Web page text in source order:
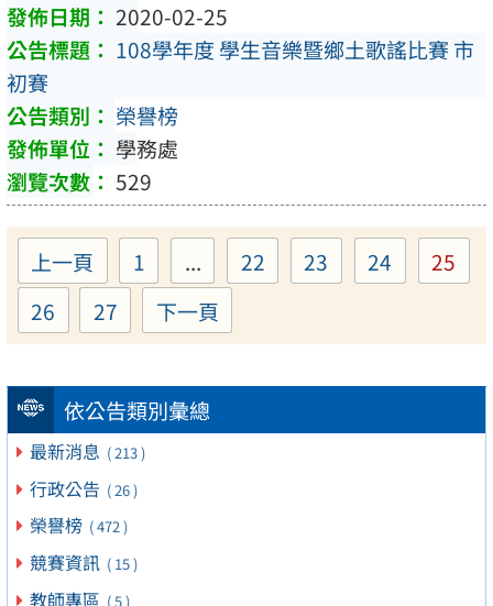
依公告類別彙總
最新消息 ( 213 )
行政公告 ( 26 )
榮譽榜 ( 472 )
競賽資訊 ( 15 )
教師專區 ( 5 )
2020-02-25
108學年度 學生音樂暨鄉土歌謠比賽 市
初賽
榮譽榜
學務處
529
上一頁 Page
1 ... Page
22 Page
23 Page
24 Page
25
Page
26 Page
27 下一頁